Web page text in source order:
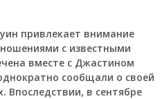
привлекает внимание
с известными
вместе с Джастином
сообщали о своей
Впоследствии, в сентябре